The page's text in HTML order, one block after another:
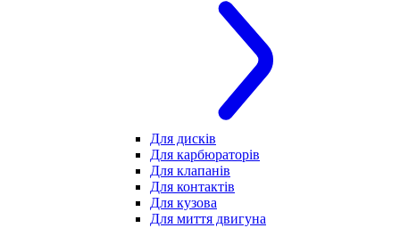
Для дисків
Для карбюраторів
Для клапанів
Для контактів
Для кузова
Для миття двигуна